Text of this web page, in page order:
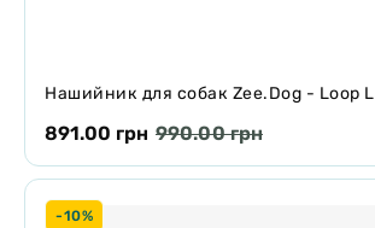
Нашийник для собак Zee.Dog - Loop L
891.00 грн 990.00 грн
-10%